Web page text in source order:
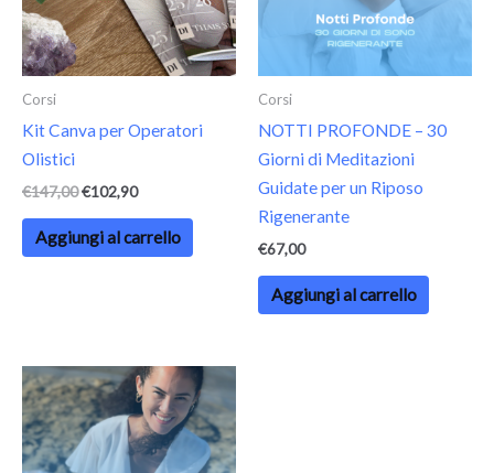
Corsi
Kit Canva per Operatori
Olistici
€147,00€102,90
Aggiungi al carrello
Corsi
NOTTI PROFONDE – 30
Giorni di Meditazioni
Guidate per un Riposo
Rigenerante
€67,00
Aggiungi al carrello